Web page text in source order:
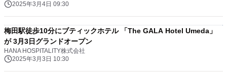
2025年3月4日 09:30
梅田駅徒歩10分にブティックホテル 「The GALA Hotel Umeda」
が 3月3日グランドオープン
HANA HOSPITALITY株式会社
2025年3月3日 10:30